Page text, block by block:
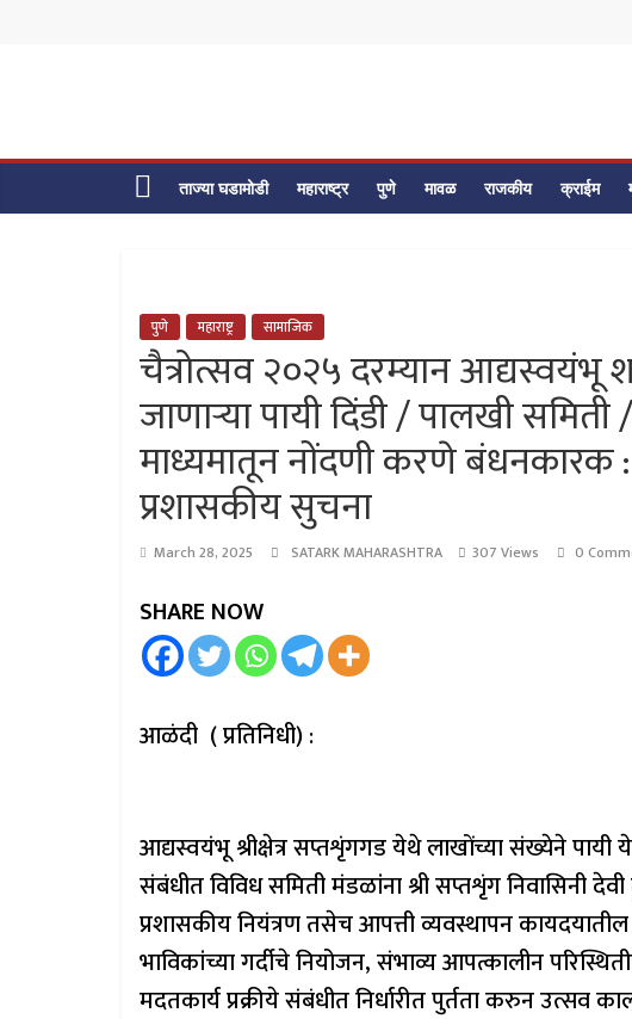
ताज्या घडामोडी महाराष्ट्र पुणे मावळ राजकीय क्राईम
पुणे महाराष्ट्र सामाजिक
चैत्रोत्सव २०२५ दरम्यान आद्यस्वयंभू
जाणाऱ्या पायी दिंडी / पालखी
माध्यमातून नोंदणी करणे बंधनकारक :
प्रशासकीय सुचना
March 28, 2025 SATARK MAHARASHTRA 307 Views 0
SHARE NOW
आळंदी ( प्रतिनिधी) :
आद्यस्वयंभू श्रीक्षेत्र सप्तशृंगगड येथे लाखोंच्या संख्येने पायी
संबंधीत विविध समिती मंडळांना श्री सप्तशृंग निवासिनी देवी
प्रशासकीय नियंत्रण तसेच आपत्ती व्यवस्थापन
भाविकांच्या गर्दीचे नियोजन, संभाव्य आपत्कालीन
मदतकार्य प्रक्रीये संबंधीत निर्धारीत पुर्तता करुन उत्सव